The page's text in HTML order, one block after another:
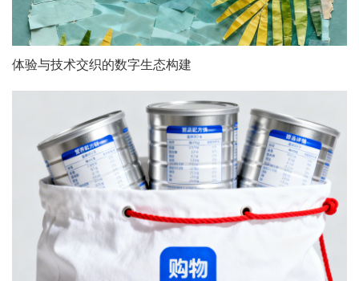
体验与技术交织的数字生态构建